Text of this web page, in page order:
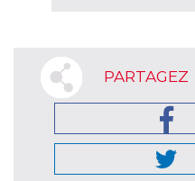
PARTAGEZ